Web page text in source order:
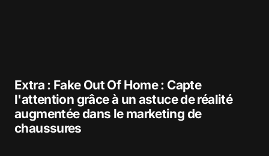
Extra : Fake Out Of Home : Capte
l'attention grâce à un astuce de réalité
augmentée dans le marketing de
chaussures